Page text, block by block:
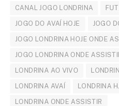
CANAL JOGO LONDRINA
JOGO DO AVAÍ HOJE JOGO
JOGO LONDRINA HOJE ONDE
JOGO LONDRINA ONDE
LONDRINA AO VIVO
LONDRINA AVAÍ LONDRINA
LONDRINA ONDE ASSISTIR